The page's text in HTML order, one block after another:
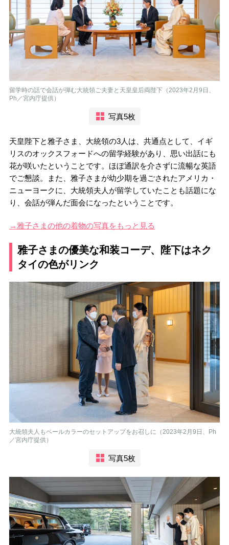
留学時の話で会話が弾む大統領ご夫妻と天皇皇后両陛下（2023年2月9日、
Ph／宮内庁提供）
写真5枚
天皇陛下と雅子さま、大統領の3人は、共通点として、イギ
リスのオックスフォードへの留学経験があり、思い出話にも
花が咲いたということです。ほぼ通訳を介さずに流暢な英語
でご懇談。また、雅子さまが幼少期を過ごされたアメリカ・
ニューヨークに、大統領夫人が留学していたことも話題にな
り、会話が弾んだ面会になったということです。
→雅子さまの他の着物の写真をもっと見る
雅子さまの優美な和装コーデ、陛下はネク
タイの色がリンク
大統領夫人もペールカラーのセットアップをお召しに（2023年2月9日、Ph
／宮内庁提供）
写真5枚